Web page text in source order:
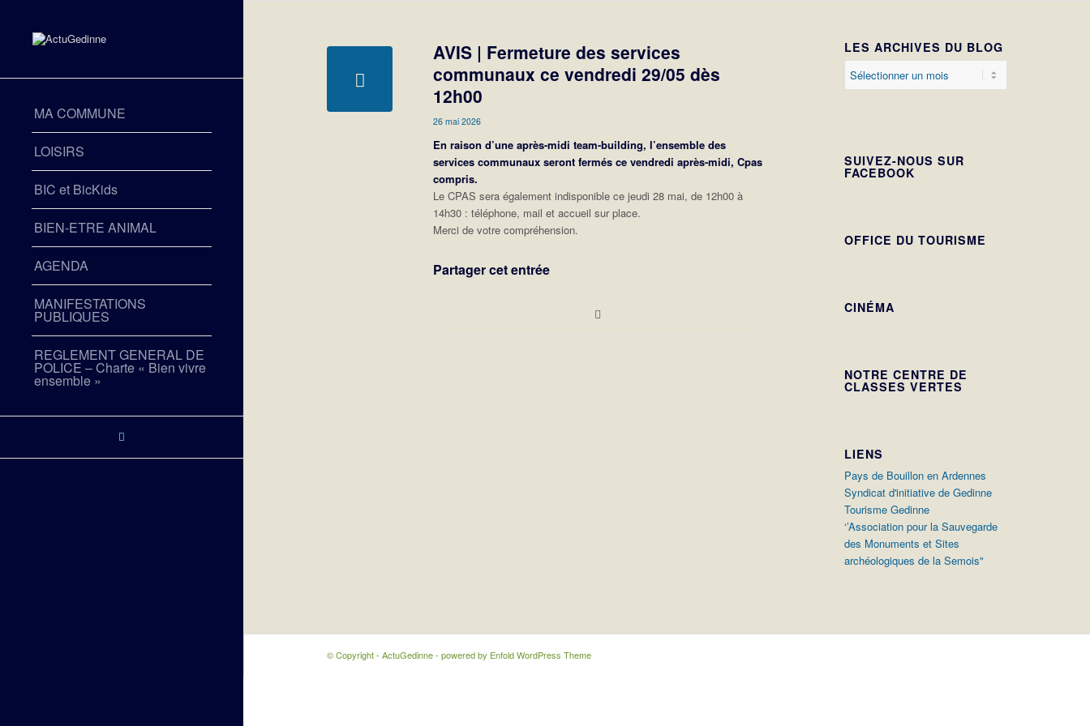
MA COMMUNE
LOISIRS
BIC et BicKids
BIEN-ETRE ANIMAL
AGENDA
MANIFESTATIONS
PUBLIQUES
REGLEMENT GENERAL DE
POLICE – Charte « Bien vivre
ensemble »
AVIS | Fermeture des services
communaux ce vendredi 29/05 dès
12h00
26 mai 2026
En raison d’une après-midi team-building, l’ensemble des
services communaux seront fermés ce vendredi après-midi,Cpas
compris.
Le CPAS sera également indisponible ce jeudi 28 mai, de 12h00 à
14h30 : téléphone, mail et accueil sur place.
Merci de votre compréhension.
Partager cet entrée
LES ARCHIVES DU BLOG
SUIVEZ-NOUS SUR
FACEBOOK
OFFICE DU TOURISME
CINÉMA
NOTRE CENTRE DE
CLASSES VERTES
LIENS
Pays de Bouillon en Ardennes
Syndicat d'initiative de Gedinne
Tourisme Gedinne
‘’Association pour la Sauvegarde
des Monuments et Sites
archéologiques de la Semois"
© Copyright - ActuGedinne -powered by Enfold WordPress Theme